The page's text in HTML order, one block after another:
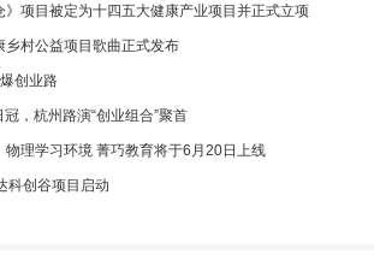
项目被定为十四五大健康产业项目并正式立项
乡村公益项目歌曲正式发布
创业路
，杭州路演“创业组合”聚首
物理学习环境 菁巧教育将于6月20日上线
科创谷项目启动